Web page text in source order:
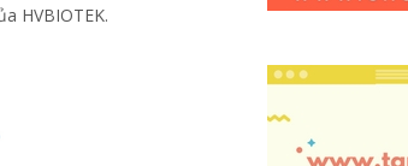
HVBIOTEK.